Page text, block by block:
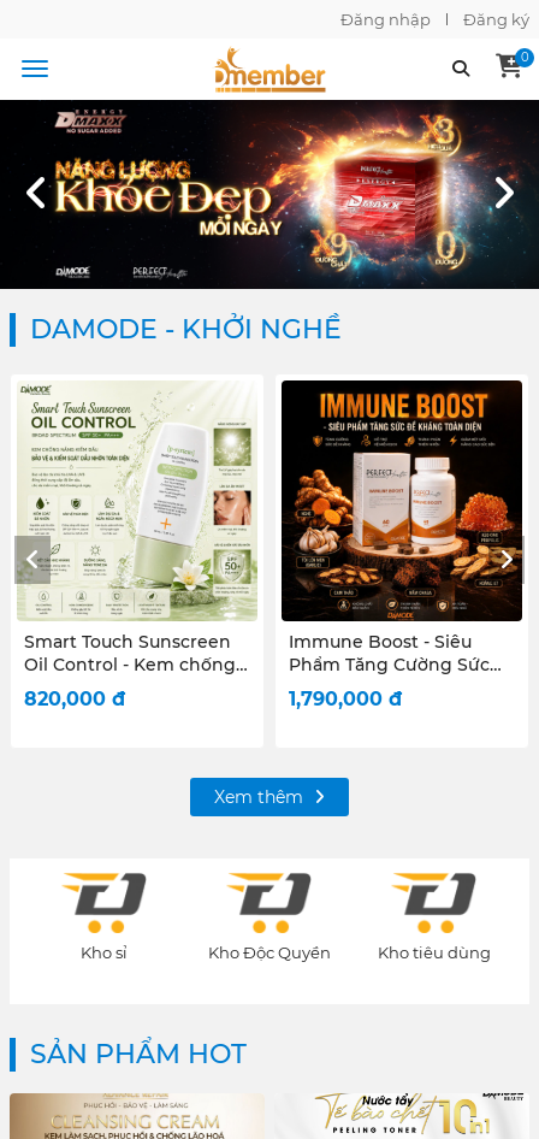
Đăng nhập Đăng ký
0
DAMODE - KHỞI NGHỀ
Immune Boost - Siêu
Phẩm Tăng Cường Sức
Đề Kháng Toàn Diện
1,790,000đ
Micellar Water Oil Control
- Tẩy trang Da dầu, mụn,
hỗn hợp
714,000đ
Xem thêm
Kho Độc Quyền Kho tiêu dùng Kho quà tặng
SẢN PHẨM HOT